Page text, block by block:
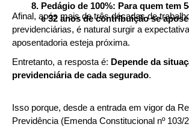
Pedágio de 100%: Para quem tem
e 32 anos de contribuição se
Afinal, após mais de três décadas de
previdenciárias, é natural surgir a
aposentadoria esteja próxima.
Entretanto, a resposta é: Depende da
previdenciária de cada segurado.
Isso porque, desde a entrada em vigor da
Previdência (Emenda Constitucional nº 103/